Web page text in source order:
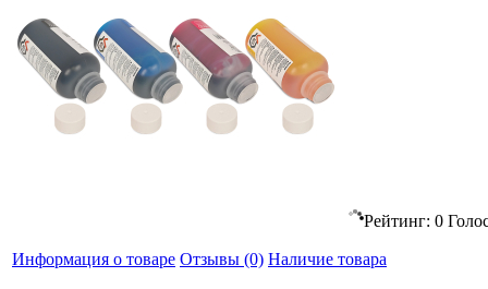
Рейтинг: 0
Информация о товаре Отзывы (0) Наличие товара